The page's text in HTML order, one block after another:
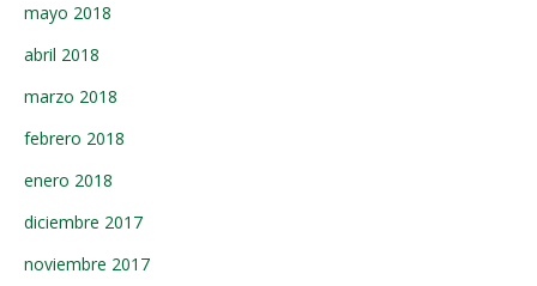
mayo 2018
abril 2018
marzo 2018
febrero 2018
enero 2018
diciembre 2017
noviembre 2017